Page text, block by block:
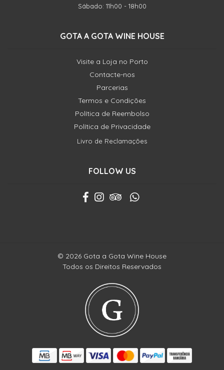
Sábado: 11h00 - 18h00
GOTA A GOTA WINE HOUSE
Visite a Loja no Porto
Contacte-nos
Parcerias
Termos e Condições
Política de Reembolso
Política de Privacidade
Livro de Reclamações
FOLLOW US
© 2026 Gota a Gota Wine House
Todos os Direitos Reservados